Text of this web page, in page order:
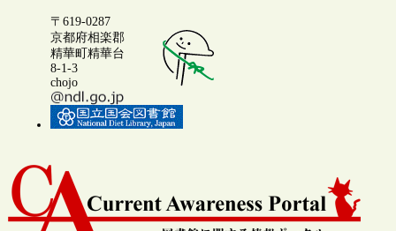
〒619-0287
京都府相楽郡
精華町精華台
8-1-3
chojo